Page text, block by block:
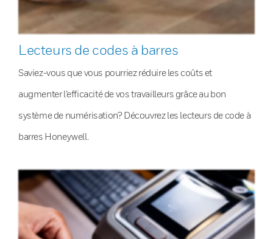
Lecteurs de codes à barres
Saviez-vous que vous pourriez réduire les coûts et
augmenter l’efficacité de vos travailleurs grâce au bon
système de numérisation? Découvrez les lecteurs de code à
barres Honeywell.